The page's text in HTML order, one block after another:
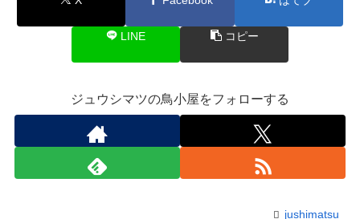
LINE コピー
ジュウシマツの鳥小屋をフォローする
jushimatsu